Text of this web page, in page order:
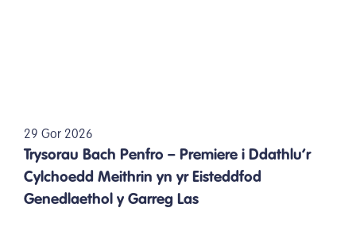
29 Gor 2026
Trysorau Bach Penfro – Premiere i Ddathlu’r
Cylchoedd Meithrin yn yr Eisteddfod
Genedlaethol y Garreg Las